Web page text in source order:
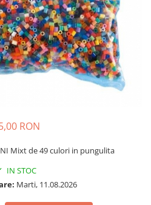
RON
Mixt de 49 culori in pungulita
IN STOC
Marti, 11.08.2026